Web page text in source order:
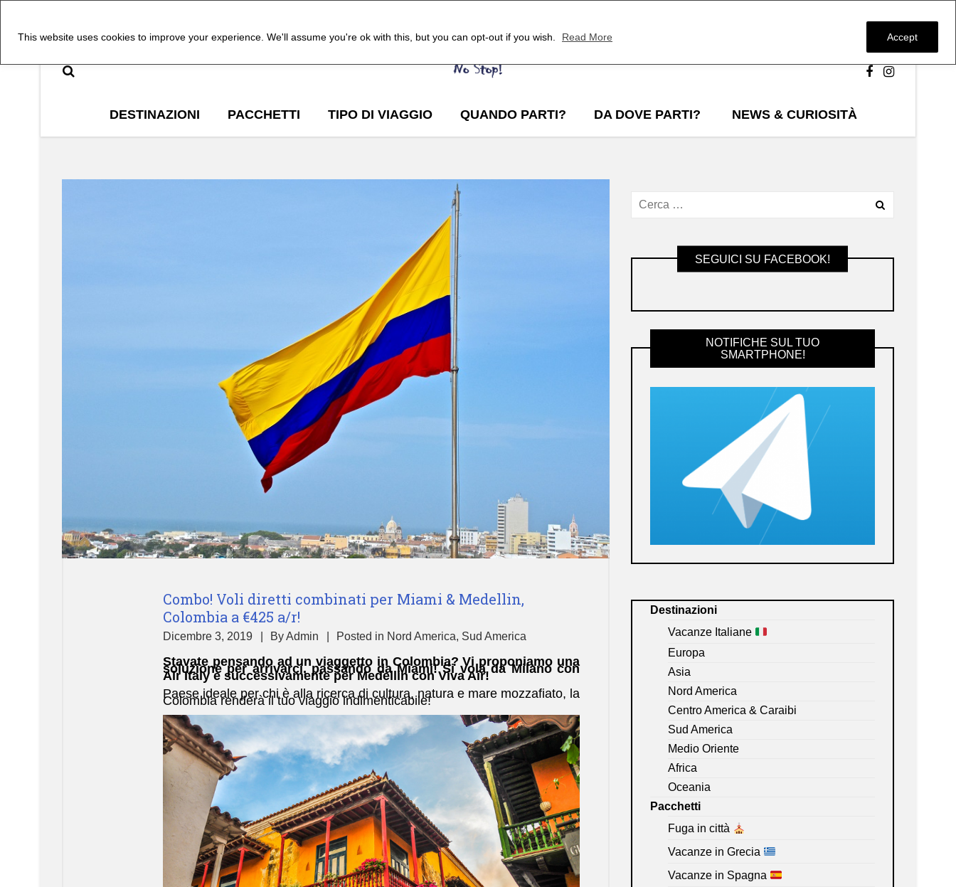
This website uses cookies to improve your experience. We'll assume you're ok with this, but you can opt-out if you wish. Read More Accept
DESTINAZIONI PACCHETTI TIPO DI VIAGGIO QUANDO PARTI? DA DOVE PARTI? NEWS & CURIOSITÀ
Combo! Voli diretti combinati per Miami & Medellin,
Colombia a €425 a/r!
Dicembre 3, 2019 ByAdmin Posted in Nord America, Sud America
Stavate pensando ad un viaggetto in Colombia? Vi proponiamo una
soluzione per arrivarci, passando da Miami! Si vola da Milano con
Air Italy e successivamente per Medellin con Viva Air!
Paese ideale per chi è alla ricerca di cultura, natura e mare mozzafiato, la
Colombia renderà il tuo viaggio indimenticabile!
SEGUICI SU FACEBOOK!
NOTIFICHE SUL TUO
SMARTPHONE!
Destinazioni
Vacanze Italiane
Europa
Asia
Nord America
Centro America & Caraibi
Sud America
Medio Oriente
Africa
Oceania
Pacchetti
Fuga in città
Vacanze in Grecia
Vacanze in Spagna